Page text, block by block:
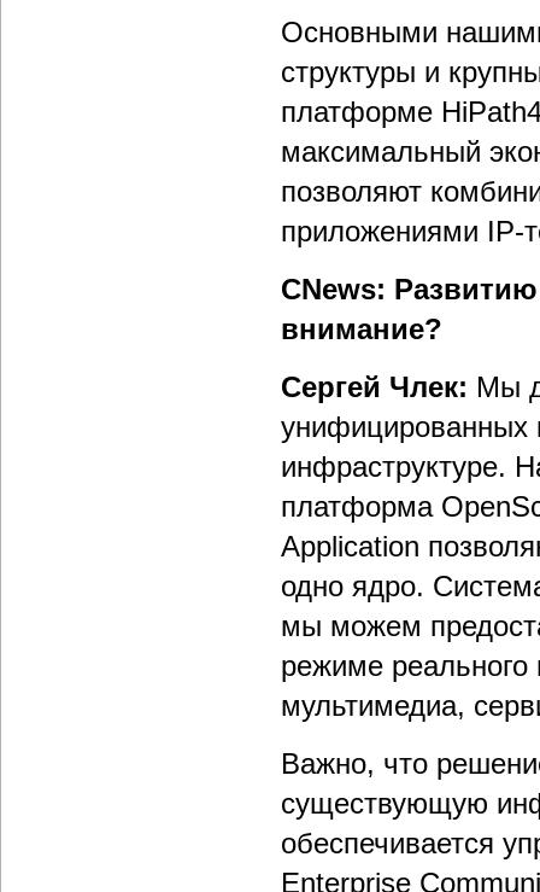
Основными
структуры и
платформе
максимальный
позволяют
приложениями IP-
CNews:
внимание?
Сергей Члек: Мы
унифицированных
инфраструктуре.
платформа
Application
одно ядро.
мы можем
режиме реального
мультимедиа,
Важно, что
существующую
обеспечивается
Enterprise